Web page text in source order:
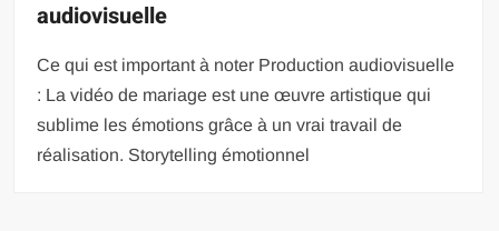
audiovisuelle
Ce qui est important à noter Production audiovisuelle
: La vidéo de mariage est une œuvre artistique qui
sublime les émotions grâce à un vrai travail de
réalisation. Storytelling émotionnel